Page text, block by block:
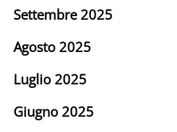
Settembre 2025
Agosto 2025
Luglio 2025
Giugno 2025